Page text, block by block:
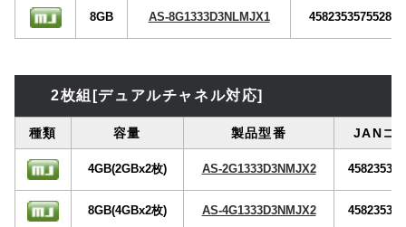
8GB AS-8G1333D3NLMJX1 4582353575528
2枚組[デュアルチャネル対応]
種類 容量 製品型番 JANコ
4GB(2GBx2枚) AS-2G1333D3NMJX2
8GB(4GBx2枚) AS-4G1333D3NMJX2